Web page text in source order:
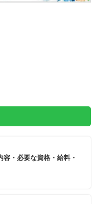
・必要な資格・給料・